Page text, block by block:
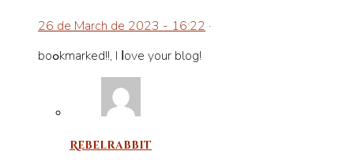
26 de March de 2023 - 16:22 ·
boߋkmarked!!, I ⅼove your blog!
Rebelrabbit